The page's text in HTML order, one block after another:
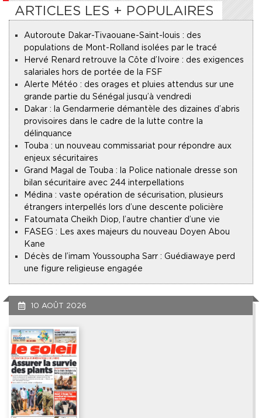
ARTICLES LES + POPULAIRES
Autoroute Dakar-Tivaouane-Saint-louis : des
populations de Mont-Rolland isolées par le tracé
Hervé Renard retrouve la Côte d’Ivoire : des exigences
salariales hors de portée de la FSF
Alerte Météo : des orages et pluies attendus sur une
grande partie du Sénégal jusqu’à vendredi
Dakar : la Gendarmerie démantèle des dizaines d’abris
provisoires dans le cadre de la lutte contre la
délinquance
Touba : un nouveau commissariat pour répondre aux
enjeux sécuritaires
Grand Magal de Touba : la Police nationale dresse son
bilan sécuritaire avec 244 interpellations
Médina : vaste opération de sécurisation, plusieurs
étrangers interpellés lors d’une descente policière
Fatoumata Cheikh Diop, l’autre chantier d’une vie
FASEG : Les axes majeurs du nouveau Doyen Abou
Kane
Décès de l’imam Youssoupha Sarr : Guédiawaye perd
une figure religieuse engagée
10 AOÛT 2026